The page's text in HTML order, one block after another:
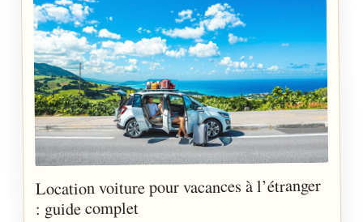
Location voiture pour vacances à l’étranger
: guide complet